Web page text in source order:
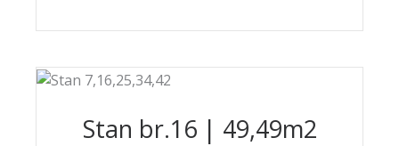
Stan br.16 | 49,49m2